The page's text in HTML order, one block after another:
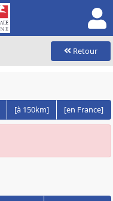
Retour
[à 150km] [en France]